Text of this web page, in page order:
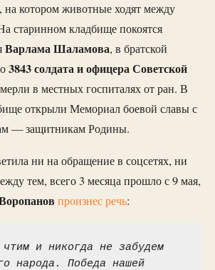
котором животные ходят между
старинном кладбище покоятся
Варлама Шаламова, в братской
3843 солдата и офицера Советской
в местных госпиталях от ран. В
открыли Мемориал боевой славы с
— защитникам Родины.
ни на обращение в соцсетях, ни
тем, всего 3 месяца прошло с 9 мая,
произнес речь:
и никогда не забудем
народа. Победа нашей